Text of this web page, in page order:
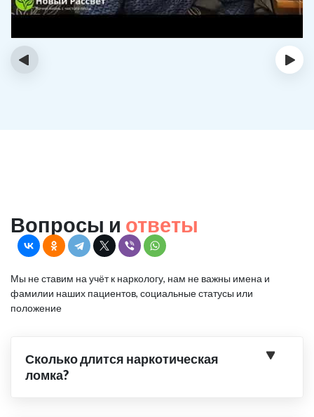
‹ ›
Вопросы и ответы
Мы не ставим на учёт к наркологу, нам не важны имена и
фамилии наших пациентов, социальные статусы или
положение
Сколько длится наркотическая
ломка?